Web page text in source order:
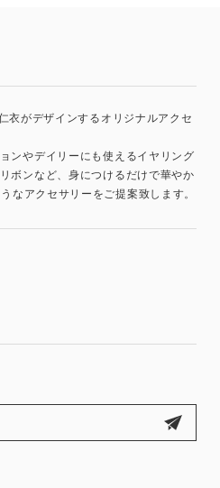
衣がデザインするオリジナルアクセ
ンやデイリーにも使えるイヤリング
ボンなど、身につけるだけで華やか
なアクセサリーをご提案致します。